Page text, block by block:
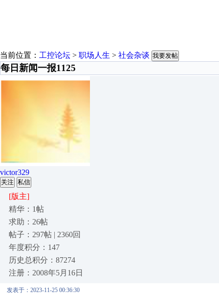
当前位置： 工控论坛 > 职场人生 > 社会杂谈 我要发帖
每日新闻一报1125
victor329
关注 私信
[版主]
精华：1帖
求助：26帖
帖子：297帖 | 2360回
年度积分：147
历史总积分：87274
注册：2008年5月16日
发表于：2023-11-25 00:36:30